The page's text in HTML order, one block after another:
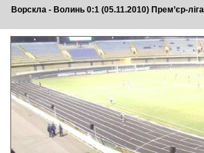
Ворскла - Волинь 0:1 (05.11.2010) Прем’єр-